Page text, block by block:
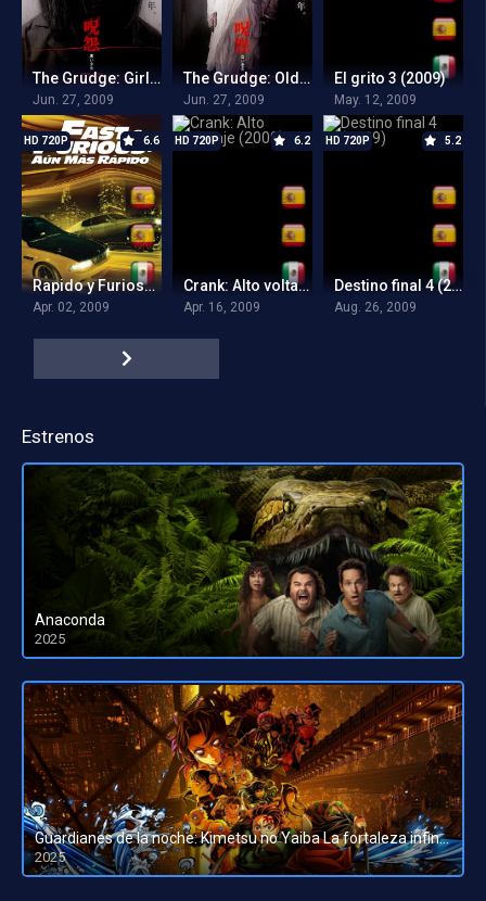
The Grudge: Girl in Black (2009)
Jun. 27, 2009
The Grudge: Old Lady in White (2009)
Jun. 27, 2009
El grito 3 (2009)
May. 12, 2009
6.6
HD 720P
Rapido y Furioso 4 (2009)
Apr. 02, 2009
6.2
HD 720P
Crank: Alto voltaje (2009)
Apr. 16, 2009
5.2
HD 720P
Destino final 4 (2009)
Aug. 26, 2009
Estrenos
Anaconda
2025
HD 1080pHD 720p
Guardianes de la noche: Kimetsu no Yaiba La fortaleza infinita
2025
HD 1080pHD 720p